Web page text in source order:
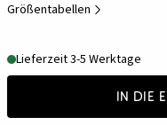
Größentabellen
Lieferzeit 3-5 Werktage
In die